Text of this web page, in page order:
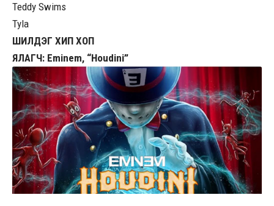
Teddy Swims
Tyla
ШИЛДЭГ ХИП ХОП
ЯЛАГЧ: Eminem, “Houdini”